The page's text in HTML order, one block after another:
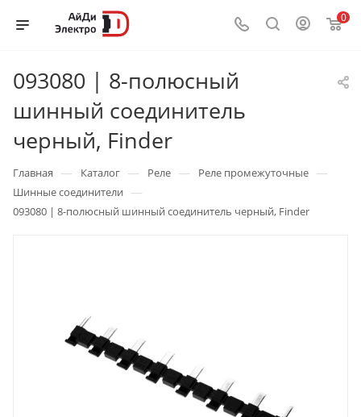
0
093080 | 8-полюсный
шинный соединитель
черный, Finder
Главная — Каталог — Реле — Реле промежуточные —
Шинные соединители —
093080 | 8-полюсный шинный соединитель черный, Finder